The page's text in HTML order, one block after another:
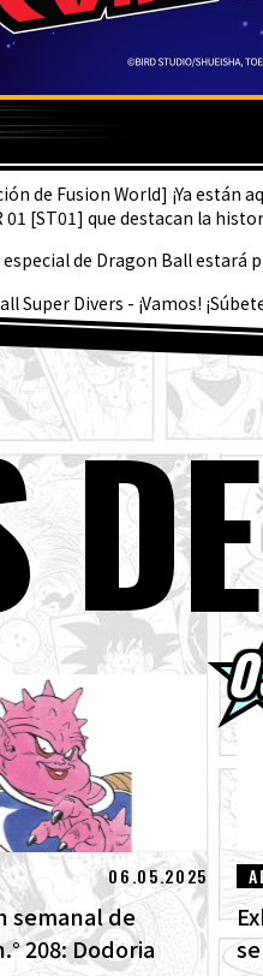
de Fusion World] ¡Ya están
01 [ST01] que destacan la
especial de Dragon Ball estará
Super Divers - ¡Vamos!
semanal de personajes ☆
la venta la edición de
Ball SD y todos los divertidos
¡Noticias semanales de
Goku se une a la serie BLOOD
de avance de Dragon Ball
¡Sparking! ¡Llega el
imágenes de las nuevas
con Hironobu Kageyama!]
BALL: Sparking! ZERO para el
06.05.2025
semanal de
208: Dodoria